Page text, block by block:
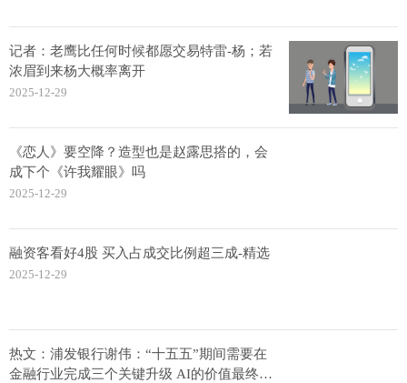
记者：老鹰比任何时候都愿交易特雷-杨；若
浓眉到来杨大概率离开
2025-12-29
《恋人》要空降？造型也是赵露思搭的，会
成下个《许我耀眼》吗
2025-12-29
融资客看好4股 买入占成交比例超三成-精选
2025-12-29
热文：浦发银行谢伟：“十五五”期间需要在
金融行业完成三个关键升级 AI的价值最终体